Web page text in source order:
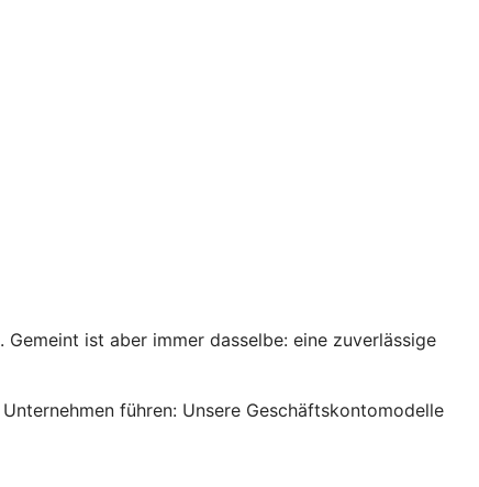
ist aber immer dasselbe: eine zuverlässige
führen: Unsere Geschäftskontomodelle